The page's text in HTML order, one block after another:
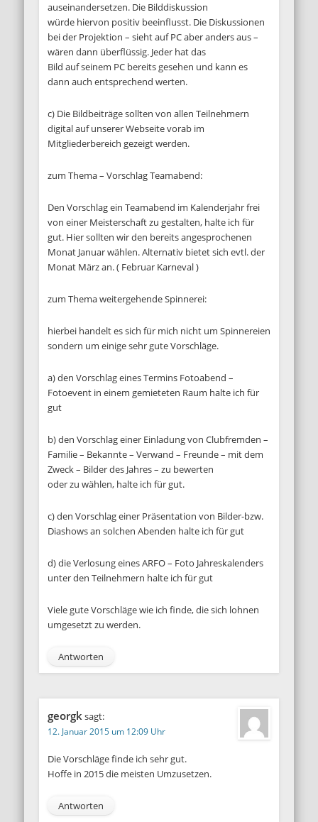
auseinandersetzen. Die Bilddiskussion
würde hiervon positiv beeinflusst. Die Diskussionen
bei der Projektion – sieht auf PC aber anders aus –
wären dann überflüssig. Jeder hat das
Bild auf seinem PC bereits gesehen und kann es
dann auch entsprechend werten.
c) Die Bildbeiträge sollten von allen Teilnehmern
digital auf unserer Webseite vorab im
Mitgliederbereich gezeigt werden.
zum Thema – Vorschlag Teamabend:
Den Vorschlag ein Teamabend im Kalenderjahr frei
von einer Meisterschaft zu gestalten, halte ich für
gut. Hier sollten wir den bereits angesprochenen
Monat Januar wählen. Alternativ bietet sich evtl. der
Monat März an. ( Februar Karneval )
zum Thema weitergehende Spinnerei:
hierbei handelt es sich für mich nicht um Spinnereien
sondern um einige sehr gute Vorschläge.
a) den Vorschlag eines Termins Fotoabend –
Fotoevent in einem gemieteten Raum halte ich für
gut
b) den Vorschlag einer Einladung von Clubfremden –
Familie – Bekannte – Verwand – Freunde – mit dem
Zweck – Bilder des Jahres – zu bewerten
oder zu wählen, halte ich für gut.
c) den Vorschlag einer Präsentation von Bilder-bzw.
Diashows an solchen Abenden halte ich für gut
d) die Verlosung eines ARFO – Foto Jahreskalenders
unter den Teilnehmern halte ich für gut
Viele gute Vorschläge wie ich finde, die sich lohnen
umgesetzt zu werden.
Antworten
georgksagt:
12. Januar 2015 um 12:09 Uhr
Die Vorschläge finde ich sehr gut.
Hoffe in 2015 die meisten Umzusetzen.
Antworten